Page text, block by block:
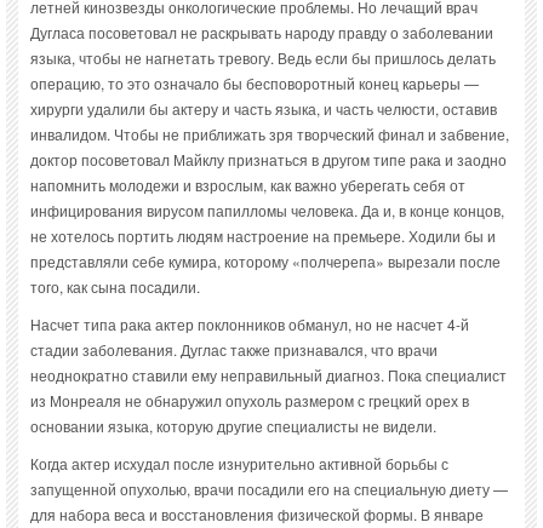
летней кинозвезды онкологические проблемы. Но лечащий врач
Дугласа посоветовал не раскрывать народу правду о заболевании
языка, чтобы не нагнетать тревогу. Ведь если бы пришлось делать
операцию, то это означало бы бесповоротный конец карьеры —
хирурги удалили бы актеру и часть языка, и часть челюсти, оставив
инвалидом. Чтобы не приближать зря творческий финал и забвение,
доктор посоветовал Майклу признаться в другом типе рака и заодно
напомнить молодежи и взрослым, как важно уберегать себя от
инфицирования вирусом папилломы человека. Да и, в конце концов,
не хотелось портить людям настроение на премьере. Ходили бы и
представляли себе кумира, которому «полчерепа» вырезали после
того, как сына посадили.
Насчет типа рака актер поклонников обманул, но не насчет 4-й
стадии заболевания. Дуглас также признавался, что врачи
неоднократно ставили ему неправильный диагноз. Пока специалист
из Монреаля не обнаружил опухоль размером с грецкий орех в
основании языка, которую другие специалисты не видели.
Когда актер исхудал после изнурительно активной борьбы с
запущенной опухолью, врачи посадили его на специальную диету —
для набора веса и восстановления физической формы. В январе